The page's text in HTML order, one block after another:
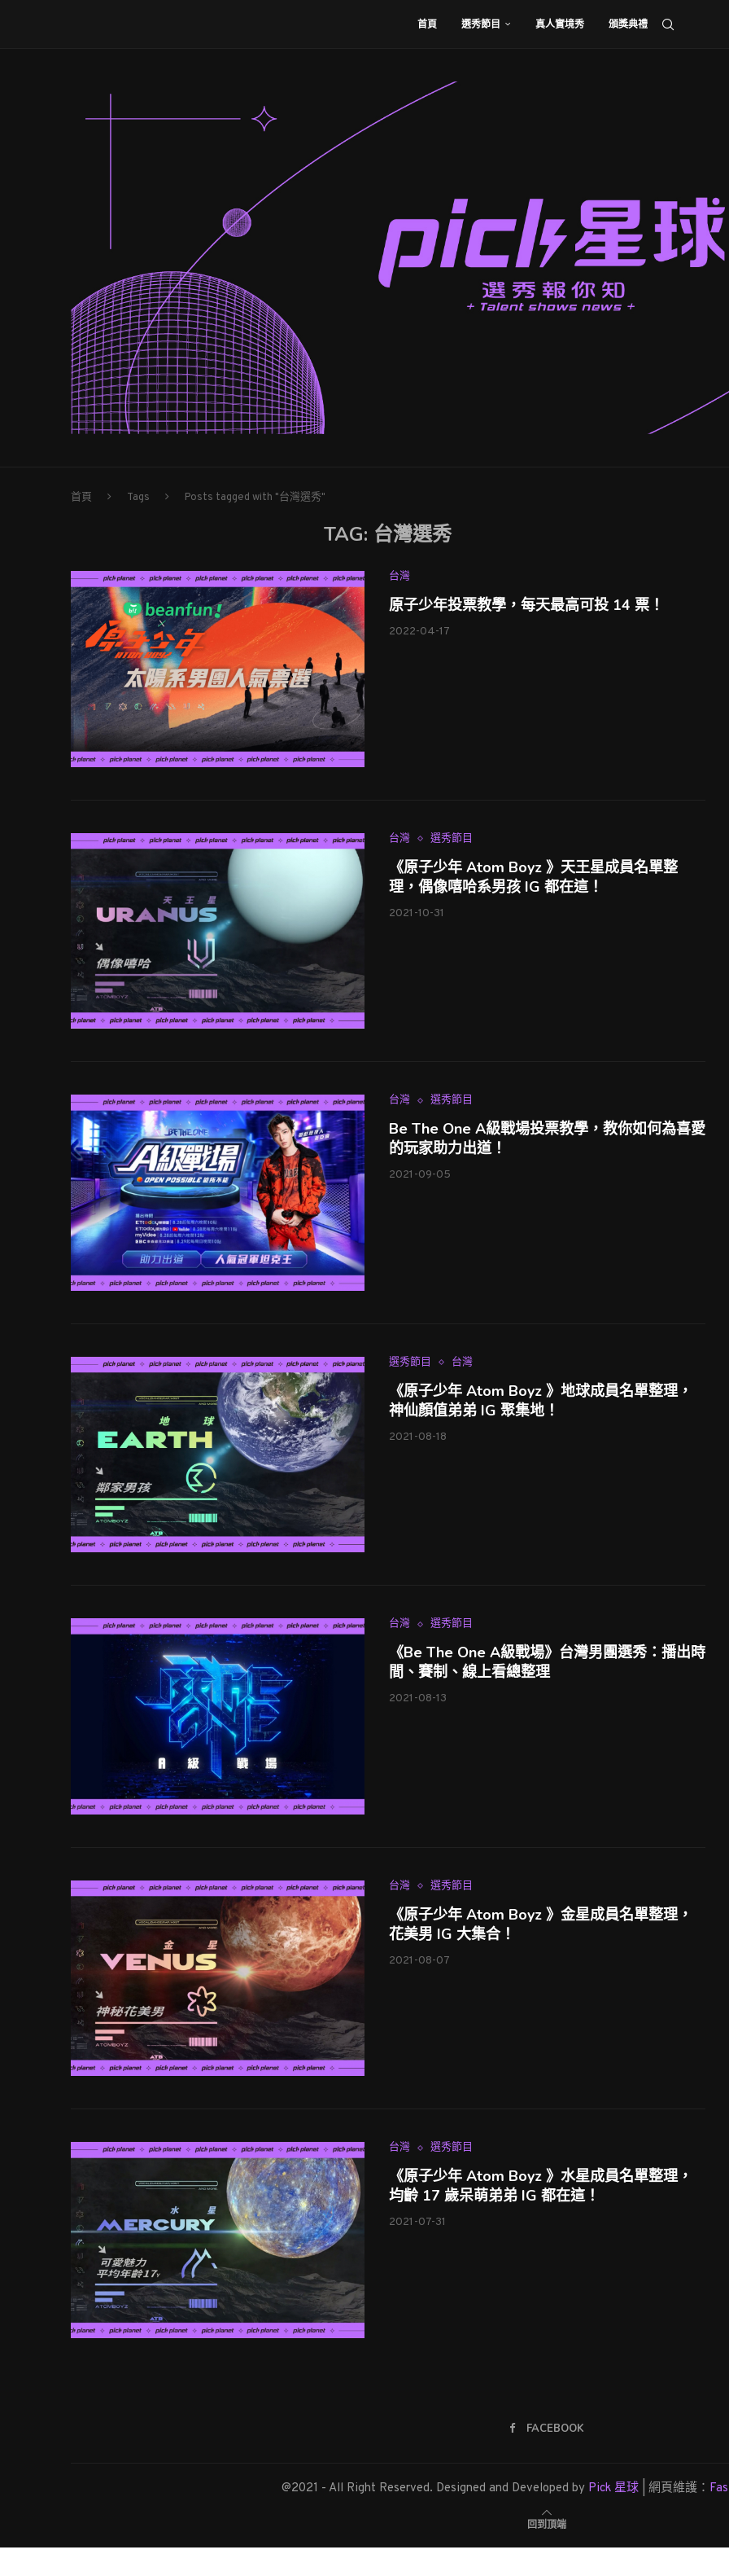
首頁 選秀節目 真人實境秀 頒獎典禮
首頁 Tags Posts tagged with "台灣選秀"
TAG: 台灣選秀
台灣
原子少年投票教學，每天最高可投 14 票！
2022-04-17
台灣 選秀節目
《原子少年 Atom Boyz 》天王星成員名單整
理，偶像嘻哈系男孩 IG 都在這！
2021-10-31
台灣 選秀節目
Be The One A級戰場投票教學，教你如何為喜愛
的玩家助力出道！
2021-09-05
選秀節目 台灣
《原子少年 Atom Boyz 》地球成員名單整理，
神仙顏值弟弟 IG 聚集地！
2021-08-18
台灣 選秀節目
《Be The One A級戰場》台灣男團選秀：播出時
間、賽制、線上看總整理
2021-08-13
台灣 選秀節目
《原子少年 Atom Boyz 》金星成員名單整理，
花美男 IG 大集合！
2021-08-07
台灣 選秀節目
《原子少年 Atom Boyz 》水星成員名單整理，
均齡 17 歲呆萌弟弟 IG 都在這！
2021-07-31
FACEBOOK
@2021 - All Right Reserved. Designed and Developed by Pick 星球 | 網頁維護：
回到頂端